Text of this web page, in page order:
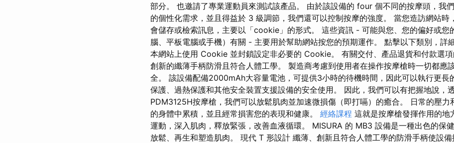
部分。 也邀請了專業運動員來測試該產品。 由於該設備的 four 個不同的按摩頭，我
的個性化需求，並且得益於 3 級調節，我們還可以控制按摩的強度。 當您造訪網站時
會儲存或檢索訊息，主要以「cookie」的形式。 這些資訊 - 可能與您、您的偏好或您
腦、平板電腦或手機）有關 - 主要用於幫助網站按您的預期運作。 點擊以下類別，詳
本網站上使用 Cookie 並封鎖設定非必要的 Cookie。 有關交付、產品退貨和付款選
創新的纖薄手柄防滑且符合人體工學。 製造商考慮到使用者在操作按摩槍時一切都應
全。 該設備配備2000mAh大容量電池，可提供3小時的待機時間，因此可以執行更長
保護、過熱保護和其他安全裝置支援設備的安全使用。 因此，我們可以有把握地說，
PDM3125H按摩槍，我們可以放鬆肌肉並加速微損傷（即打嗝）的癒合。 日常的壓力
的身體中累積，並且經常損害您的表現和健康。 經絡課程 這就是按摩槍發揮作用的地
運動，深入肌肉，釋放緊張，改善血液循環。 MISURA 的 MB3 設備是一種出色的保健
放鬆、再生和塑造肌肉。 現代 T 形設計 纖薄、創新且符合人體工學的防滑手柄使設